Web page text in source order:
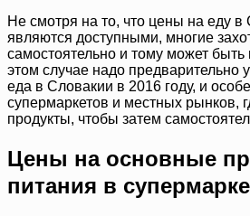
Не смотря на то, что цены на еду в
являются доступными, многие
самостоятельно и тому может
этом случае надо предварительно
еда в Словакии в 2016 году, и
супермаркетов и местных рынков,
продукты, чтобы затем
Цены на основные
питания в